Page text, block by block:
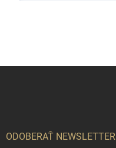
ODOBERAŤ NEWSLETTER